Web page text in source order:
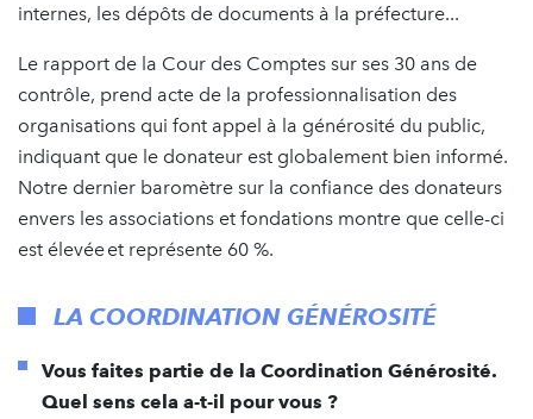
internes, les dépôts de documents à la préfecture...
Le rapport de la Cour des Comptes sur ses 30 ans de
contrôle, prend acte de la professionnalisation des
organisations qui font appel à la générosité du public,
indiquant que le donateur est globalement bien informé.
Notre dernier baromètre sur la confiance des donateurs
envers les associations et fondations montre que celle-ci
est élevée et représente 60 %.
LA COORDINATION GÉNÉROSITÉ
Vous faites partie de la Coordination Générosité.
Quel sens cela a-t-il pour vous ?